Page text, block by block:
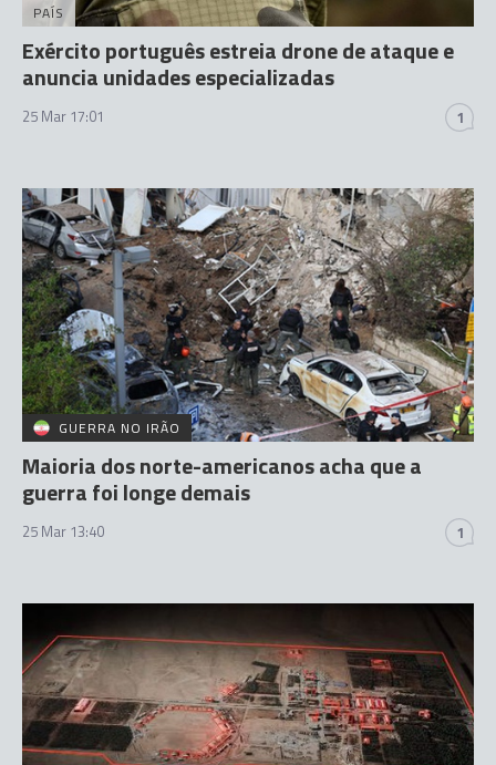
PAÍS
Exército português estreia drone de ataque e
anuncia unidades especializadas
25 Mar 17:01 1
GUERRA NO IRÃO
Maioria dos norte-americanos acha que a
guerra foi longe demais
25 Mar 13:40 1